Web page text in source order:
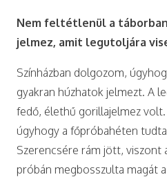
Nem feltétlenül a
jelmez, amit legutoljára
Színházban dolgozom,
gyakran húzhatok jelmezt. A
fedő, élethű gorillajelmez
úgyhogy a főpróbahéten
Szerencsére rám jött,
próbán megbosszulta magát